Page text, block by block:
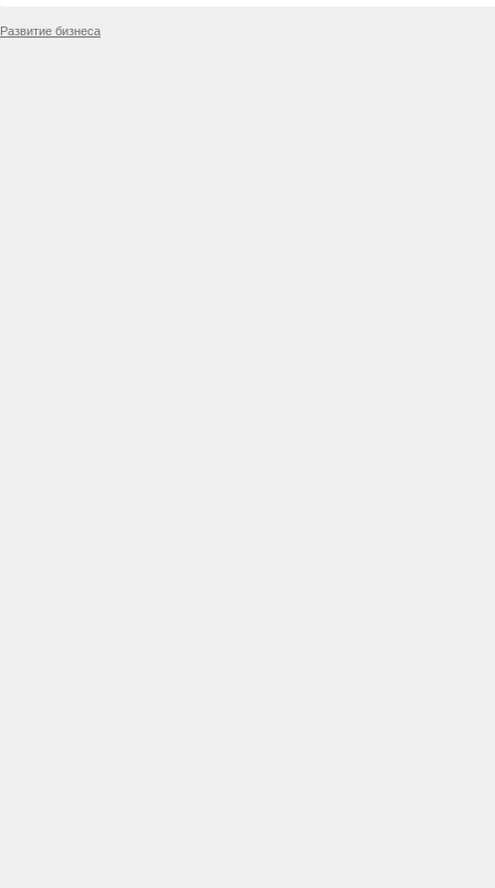
Развитие бизнеса